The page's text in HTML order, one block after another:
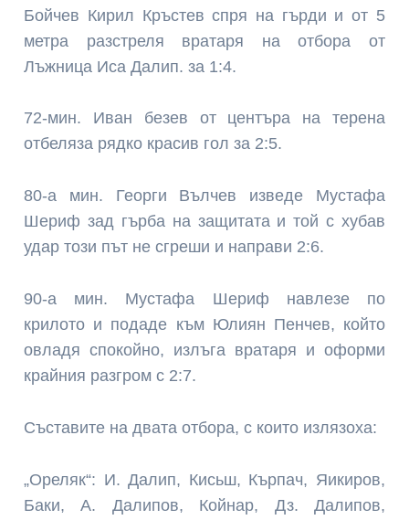
Бойчев Кирил Кръстев спря на гърди и от 5
метра разстреля вратаря на отбора от
Лъжница Иса Далип. за 1:4.
72-мин. Иван безев от центъра на терена
отбеляза рядко красив гол за 2:5.
80-а мин. Георги Вълчев изведе Мустафа
Шериф зад гърба на защитата и той с хубав
удар този път не сгреши и направи 2:6.
90-а мин. Мустафа Шериф навлезе по
крилото и подаде към Юлиян Пенчев, който
овладя спокойно, излъга вратаря и оформи
крайния разгром с 2:7.
Съставите на двата отбора, с които излязоха:
„Ореляк“: И. Далип, Кисьш, Кърпач, Яикиров,
Баки, А. Далипов, Койнар, Дз. Далипов,